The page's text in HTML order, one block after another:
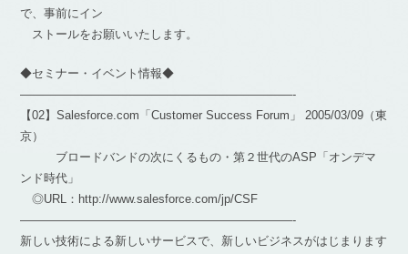
で、事前にイン
ストールをお願いいたします。
◆セミナー・イベント情報◆
———————————————————————-
【02】Salesforce.com「Customer Success Forum」 2005/03/09（東
京）
ブロードバンドの次にくるもの・第２世代のASP「オンデマ
ンド時代」
◎URL：http://www.salesforce.com/jp/CSF
———————————————————————-
新しい技術による新しいサービスで、新しいビジネスがはじまります